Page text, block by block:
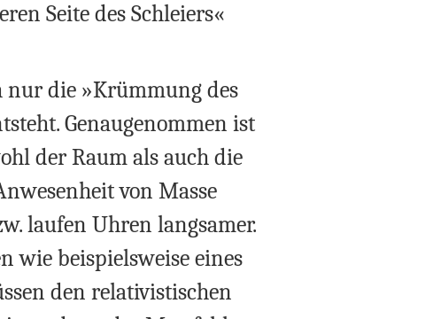
Seite des Schleiers«
nur die »Krümmung des
Genaugenommen ist
der Raum als auch die
von Masse
laufen Uhren langsamer.
wie beispielsweise eines
den relativistischen